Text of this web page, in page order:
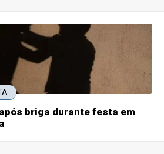
briga durante festa em